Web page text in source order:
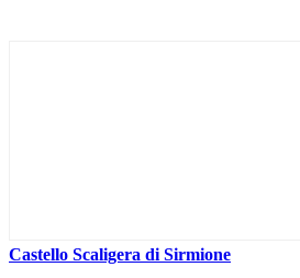
Castello Scaligera di Sirmione